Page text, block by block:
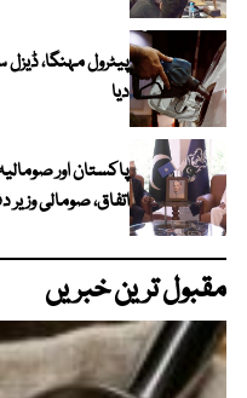
پیٹرول مہنگا،
دیا
پاکستان اور
اتفاق، صومالی وزیر
مقبول ترین خبریں